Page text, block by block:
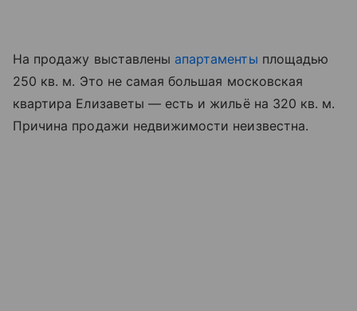
На продажу выставлены апартаменты площадью
250 кв. м. Это не самая большая московская
квартира Елизаветы — есть и жильё на 320 кв. м.
Причина продажи недвижимости неизвестна.